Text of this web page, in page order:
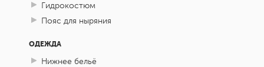
Гидрокостюм
Пояс для ныряния
ОДЕЖДА
Нижнее бельё